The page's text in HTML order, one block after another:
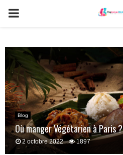
PRIMARY
Blog
Où manger Végétarien à Paris ?
2 octobre 2022 1897